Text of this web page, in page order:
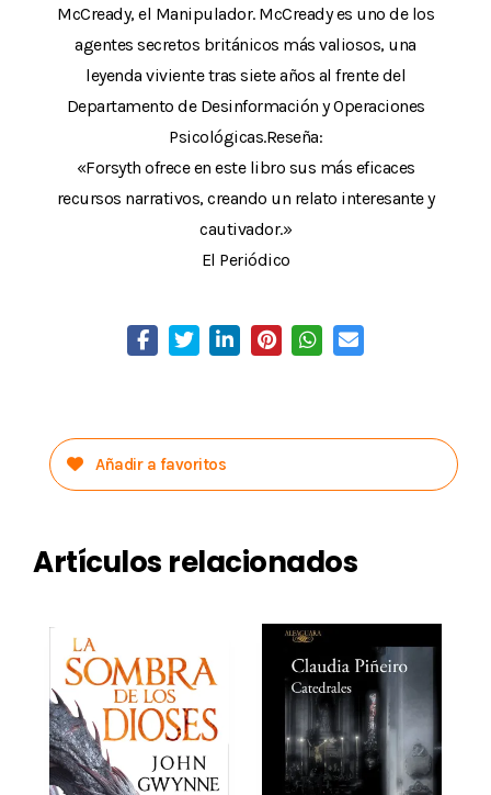
McCready, el Manipulador. McCready es uno de los
agentes secretos británicos más valiosos, una
leyenda viviente tras siete años al frente del
Departamento de Desinformación y Operaciones
Psicológicas.Reseña:
«Forsyth ofrece en este libro sus más eficaces
recursos narrativos, creando un relato interesante y
cautivador.»
El Periódico
Añadir a favoritos
Artículos relacionados